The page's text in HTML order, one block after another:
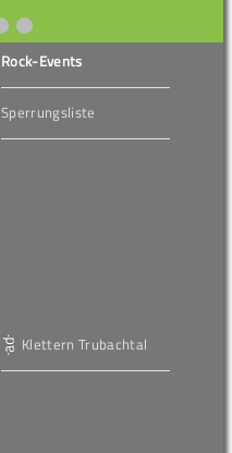
Rock-Events
Sperrungsliste
Klettern Trubachtal